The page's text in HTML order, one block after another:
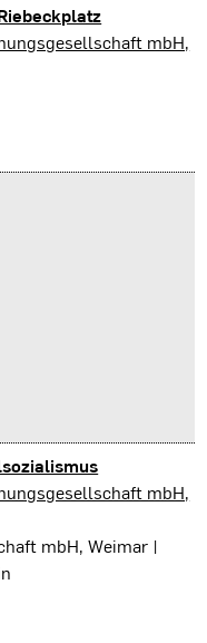
mbH,
mbH,
mbH, Weimar |